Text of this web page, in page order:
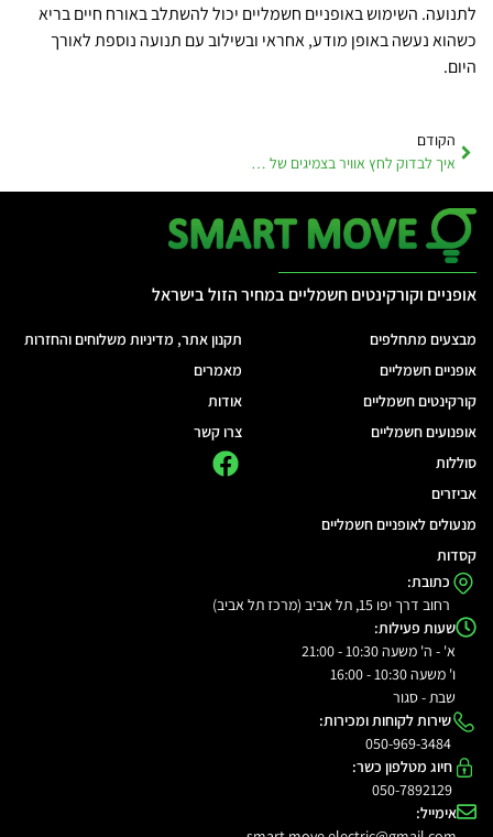
לתנועה. השימוש באופניים חשמליים יכול להשתלב באורח חיים בריא
כשהוא נעשה באופן מודע, אחראי ובשילוב עם תנועה נוספת לאורך
היום.
הקודם
איך לבדוק לחץ אוויר בצמיגים של אופניים חשמליים – מדריך מלא
אופניים וקורקינטים חשמליים במחיר הזול בישראל
מבצעים מתחלפים
אופניים חשמליים
קורקינטים חשמליים
אופנועים חשמליים
סוללות
אביזרים
מנעולים לאופניים חשמליים
קסדות
תקנון אתר, מדיניות משלוחים והחזרות
מאמרים
אודות
צרו קשר
כתובת:
רחוב דרך יפו 15, תל אביב (מרכז תל אביב)
שעות פעילות:
א' - ה' משעה 10:30 - 21:00
ו' משעה 10:30 - 16:00
שבת - סגור
שירות לקוחות ומכירות:
050-969-3484
חיוג מטלפון כשר:
050-7892129
אימייל: